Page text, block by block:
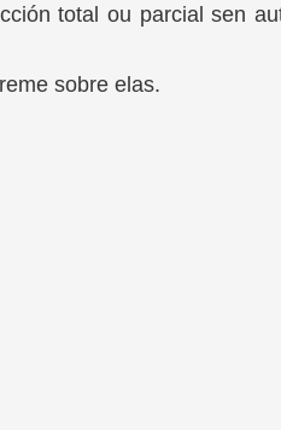
total ou parcial sen
sobre elas.